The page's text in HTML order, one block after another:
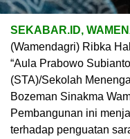
SEKABAR.ID,
(Wamendagri) Ribka
“Aula Prabowo
(STA)/Sekolah
Bozeman Sinakma
Pembangunan ini
terhadap penguatan